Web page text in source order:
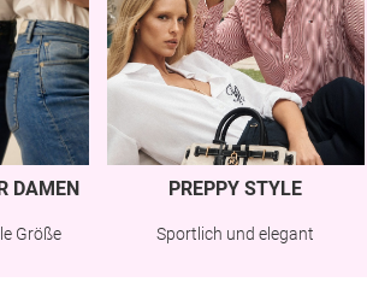
DAMEN
Größe
PREPPY STYLE
Sportlich und elegant